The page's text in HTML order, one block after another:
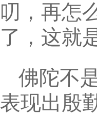
叨，再怎
了，这就
佛陀不
表现出殷